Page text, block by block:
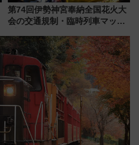
第74回伊勢神宮奉納全国花火大
会の交通規制・臨時列車マッ
セス